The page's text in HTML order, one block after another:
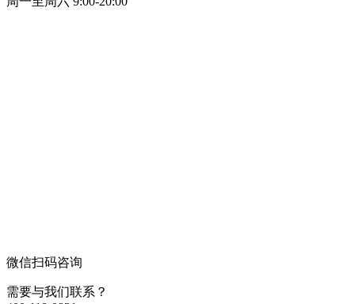
微信扫码咨询
需要与我们联系？